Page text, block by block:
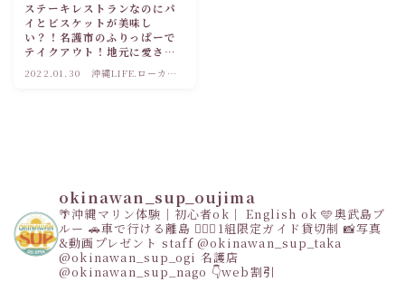
ステーキレストランなのにパ
イとビスケットが美味し
い？！名護市のふりっぱーで
テイクアウト！地元に愛され
るハワイテイストのお店
2022.01.30
沖縄LIFE.ローカル
okinawan_sup_oujima
🌴沖縄マリン体験｜初心者ok｜ English ok 🩵奥武島ブ
ルー 🚗車で行ける離島 👩‍❤️‍👩1組限定ガイド貸切制 📸写真
&動画プレゼント staff@okinawan_sup_taka
@okinawan_sup_ogi 名護店
@okinawan_sup_nago 👇web割引